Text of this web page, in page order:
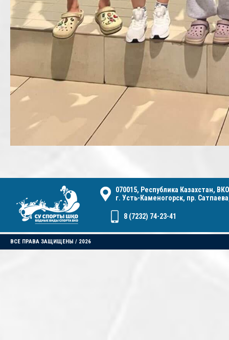
070015, Республика Казахстан,
г. Усть-Каменогорск, пр.
8 (7232) 74-23-41
ВСЕ ПРАВА ЗАЩИЩЕНЫ / 2026